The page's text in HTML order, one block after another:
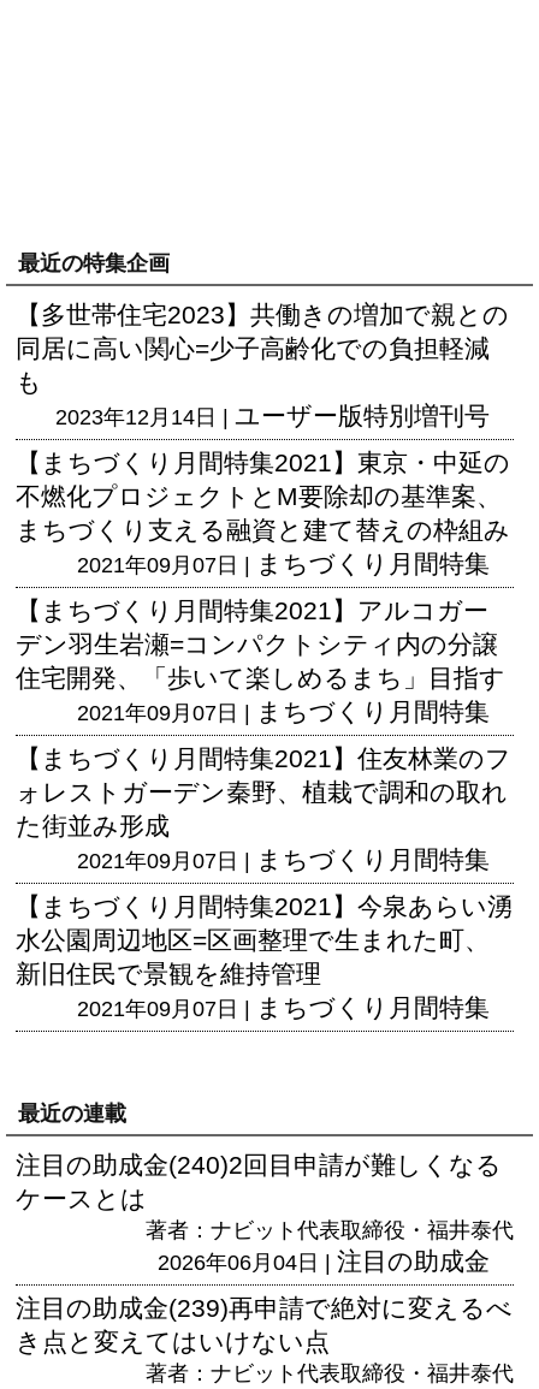
最近の特集企画
【多世帯住宅2023】共働きの増加で親との
同居に高い関心=少子高齢化での負担軽減
も
2023年12月14日 | ユーザー版特別増刊号
【まちづくり月間特集2021】東京・中延の
不燃化プロジェクトとM要除却の基準案、
まちづくり支える融資と建て替えの枠組み
2021年09月07日 |
まちづくり月間特集
【まちづくり月間特集2021】アルコガー
デン羽生岩瀬=コンパクトシティ内の分譲
住宅開発、「歩いて楽しめるまち」目指す
2021年09月07日 |
まちづくり月間特集
【まちづくり月間特集2021】住友林業のフ
ォレストガーデン秦野、植栽で調和の取れ
た街並み形成
2021年09月07日 |
まちづくり月間特集
【まちづくり月間特集2021】今泉あらい湧
水公園周辺地区=区画整理で生まれた町、
新旧住民で景観を維持管理
2021年09月07日 | まちづくり月間特集
最近の連載
注目の助成金(240)2回目申請が難しくなる
ケースとは
著者：ナビット代表取締役・福井泰代
2026年06月04日 | 注目の助成金
注目の助成金(239)再申請で絶対に変えるべ
き点と変えてはいけない点
著者：ナビット代表取締役・福井泰代